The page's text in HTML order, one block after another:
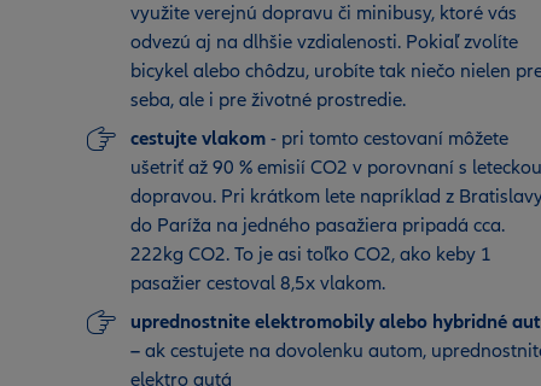
využite verejnú dopravu či minibusy, ktoré vás
odvezú aj na dlhšie vzdialenosti. Pokiaľ zvolíte
bicykel alebo chôdzu, urobíte tak niečo nielen
seba, ale i pre životné prostredie.
cestujte vlakom - pri tomto cestovaní môžete
ušetriť až 90 % emisií CO2 v porovnaní s leteckou
dopravou. Pri krátkom lete napríklad z
do Paríža na jedného pasažiera pripadá cca.
222kg CO2. To je asi toľko CO2, ako keby 1
pasažier cestoval 8,5x vlakom.
uprednostnite elektromobily alebo hybridné
– ak cestujete na dovolenku autom,
elektro autá